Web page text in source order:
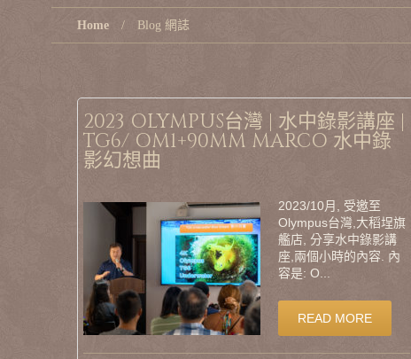
Home Blog 網誌
2023 OLYMPUS台灣 | 水中錄影講座 |
TG6/ OM1+90MM MARCO 水中錄
影幻想曲
2023/10月, 受邀至
Olympus台灣,大稻埕旗
艦店, 分享水中錄影講
座,兩個小時的內容. 內
容是: O...
READ MORE